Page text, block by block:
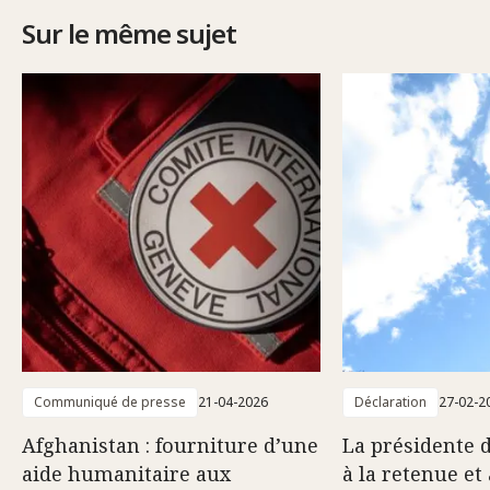
Sur le même sujet
Communiqué de presse 21-04-2026
Afghanistan : fourniture d’une
aide humanitaire aux
Déclaration 27-02-
La présidente
à la retenue et